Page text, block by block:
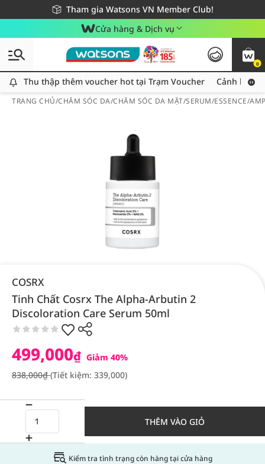
Tham gia Watsons VN Member Club!
Miễn phí giao hàng cho đơn hàng từ 249,000Đ
Giao hàng nhanh 24h - Áp dụng khu vực TP. Hồ Chí Minh
Cửa hàng & Dịch vụ
0
Thu thập thêm voucher hot tại Trạm Voucher
Thu thập thêm voucher hot tại Trạm Voucher Cảnh báo
TRANG CHỦ/CHĂM SÓC DA/CHĂM SÓC DA MẶT/SERUM/ESSENCE/
COSRX
Tinh Chất Cosrx The Alpha-Arbutin 2
Discoloration Care Serum 50ml
499,000₫ Giảm 40%
838,000₫(Tiết kiệm: 339,000)
THÊM VÀO GIỎ
Kiểm tra tình trạng còn hàng tại cửa hàng